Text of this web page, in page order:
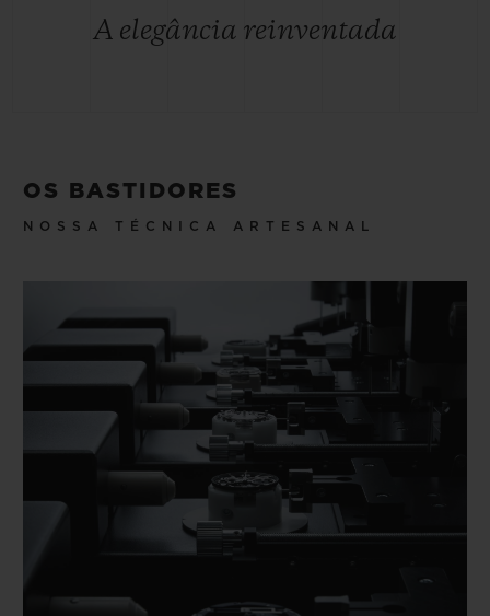
A elegância reinventada
OS BASTIDORES
NOSSA TÉCNICA ARTESANAL